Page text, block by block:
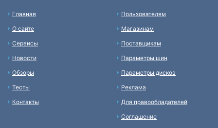
Главная
О сайте
Сервисы
Новости
Обзоры
Тесты
Контакты
Пользователям
Магазинам
Поставщикам
Параметры шин
Параметры дисков
Реклама
Для правообладателей
Соглашение